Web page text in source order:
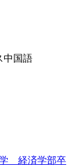
国語
経済学部卒